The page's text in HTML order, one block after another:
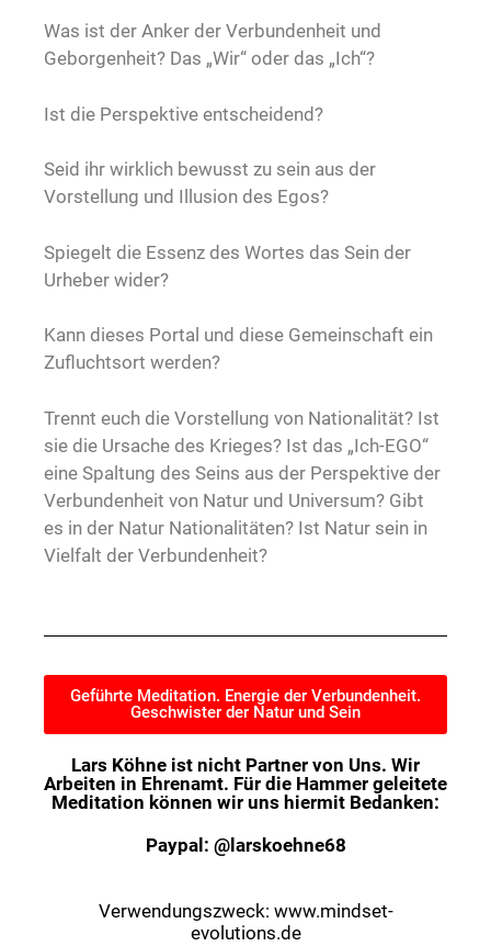
Was ist der Anker der Verbundenheit und
Geborgenheit? Das „Wir“ oder das „Ich“?
Ist die Perspektive entscheidend?
Seid ihr wirklich bewusst zu sein aus der
Vorstellung und Illusion des Egos?
Spiegelt die Essenz des Wortes das Sein der
Urheber wider?
Kann dieses Portal und diese Gemeinschaft ein
Zufluchtsort werden?
Trennt euch die Vorstellung von Nationalität? Ist
sie die Ursache des Krieges? Ist das „Ich-EGO“
eine Spaltung des Seins aus der Perspektive der
Verbundenheit von Natur und Universum? Gibt
es in der Natur Nationalitäten? Ist Natur sein in
Vielfalt der Verbundenheit?
Geführte Meditation. Energie der Verbundenheit.
Geschwister der Natur und Sein
Lars Köhne ist nicht Partner von Uns. Wir
Arbeiten in Ehrenamt. Für die Hammer geleitete
Meditation können wir uns hiermit Bedanken:
Paypal: @larskoehne68
Verwendungszweck: www.mindset-
evolutions.de